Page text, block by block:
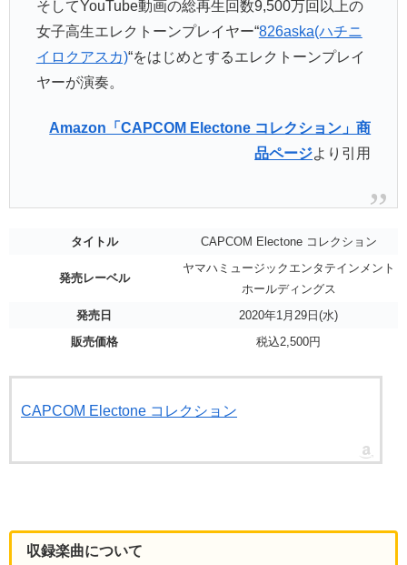
そしてYouTube動画の総再生回数9,500万回以上の
女子高生エレクトーンプレイヤー“826aska(ハチニ
イロクアスカ)“をはじめとするエレクトーンプレイ
ヤーが演奏。
Amazon「CAPCOM Electone コレクション」商
品ページより引用
タイトル CAPCOM Electone コレクション
発売レーベル
ヤマハミュージックエンタテインメント
ホールディングス
発売日
2020年1月29日(水)
販売価格
税込2,500円
CAPCOM Electone コレクション
収録楽曲について